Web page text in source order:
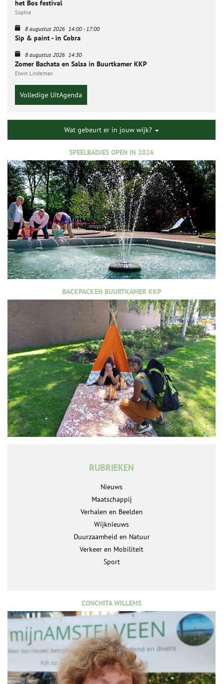
het Bos festival
Sophie
8 augustus 2026 14:00-17:00
Sip & paint - in Cobra
8 augustus 2026 14:30
Zomer Bachata en Salsa in Buurtkamer KKP
Elwin Lindeman
Volledige UitAgenda
Wat gebeurt er in jouw wijk?
SPEELBADJES OPEN IN 2026
BACKPACKEN BUURTKAMER KKP
RUBRIEKEN
Nieuws
Maatschappij
Verhalen en Beelden
Wijknieuws
Duurzaamheid en Natuur
Verkeer en Mobiliteit
Sport
CONCHITA WILLEMS